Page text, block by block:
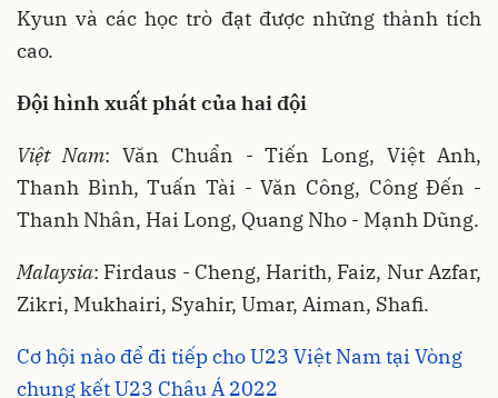
Kyun và các học trò đạt được những thành tích
cao.
Đội hình xuất phát của hai đội
Việt Nam: Văn Chuẩn - Tiến Long, Việt Anh,
Thanh Bình, Tuấn Tài - Văn Công, Công Đến -
Thanh Nhân, Hai Long, Quang Nho - Mạnh Dũng.
Malaysia: Firdaus - Cheng, Harith, Faiz, Nur Azfar,
Zikri, Mukhairi, Syahir, Umar, Aiman, Shafi.
Cơ hội nào để đi tiếp cho U23 Việt Nam tại Vòng
chung kết U23 Châu Á 2022